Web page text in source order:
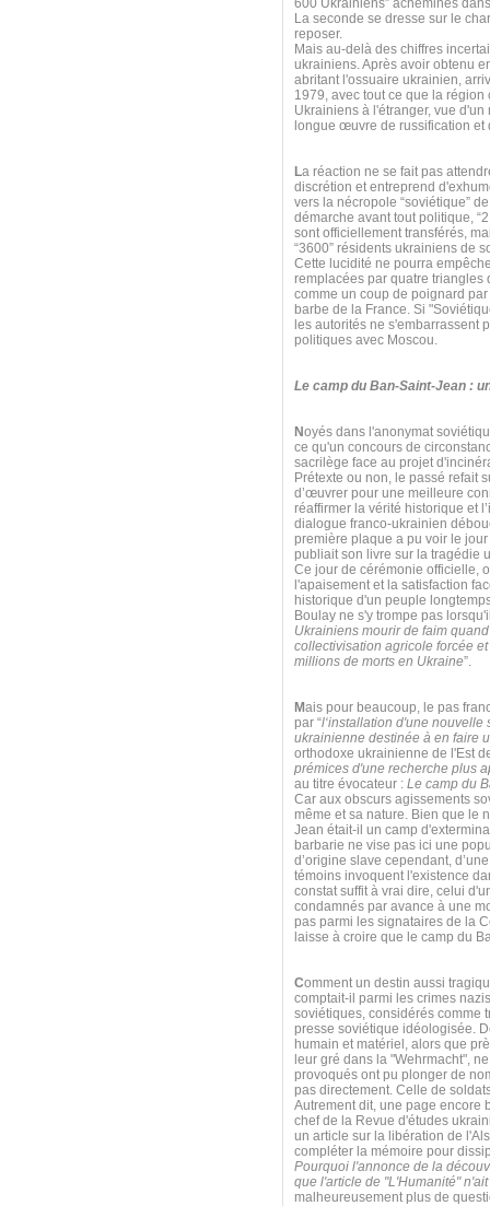
600 Ukrainiens” acheminés
La seconde se dresse sur le
reposer.
Mais au-delà des chiffres
ukrainiens. Après avoir obtenu
abritant l'ossuaire ukrainien,
1979, avec tout ce que la
Ukrainiens à l'étranger, vue
longue œuvre de russification et
La réaction ne se fait pas
discrétion et entreprend
vers la nécropole “soviétique”
démarche avant tout politique,
sont officiellement transférés,
“3600” résidents ukrainiens de
Cette lucidité ne pourra
remplacées par quatre
comme un coup de poignard
barbe de la France. Si
les autorités ne s'embarrassent
politiques avec Moscou.
Le camp du Ban-Saint-Jean :
Noyés dans l'anonymat
ce qu'un concours de
sacrilège face au projet
Prétexte ou non, le passé refait
d’œuvrer pour une meilleure
réaffirmer la vérité historique et
dialogue franco-ukrainien
première plaque a pu voir le
publiait son livre sur la tragédie
Ce jour de cérémonie officielle,
l'apaisement et la satisfaction
historique d'un peuple
Boulay ne s'y trompe pas
Ukrainiens mourir de faim
collectivisation agricole forcée
millions de morts en Ukraine”.
Mais pour beaucoup, le pas
par “l‘installation d'une
ukrainienne destinée à en faire
orthodoxe ukrainienne de l'Est
prémices d'une recherche plus
au titre évocateur : Le camp du
Car aux obscurs agissements
même et sa nature. Bien que le
Jean était-il un camp
barbarie ne vise pas ici une
d’origine slave cependant,
témoins invoquent l'existence
constat suffit à vrai dire, celui
condamnés par avance à une
pas parmi les signataires de la
laisse à croire que le camp du
Comment un destin aussi
comptait-il parmi les crimes
soviétiques, considérés comme
presse soviétique idéologisée.
humain et matériel, alors que
leur gré dans la "Wehrmacht",
provoqués ont pu plonger de
pas directement. Celle de
Autrement dit, une page encore
chef de la Revue d'études
un article sur la libération de
compléter la mémoire pour
Pourquoi l'annonce de la
que l'article de "L'Humanité"
malheureusement plus de